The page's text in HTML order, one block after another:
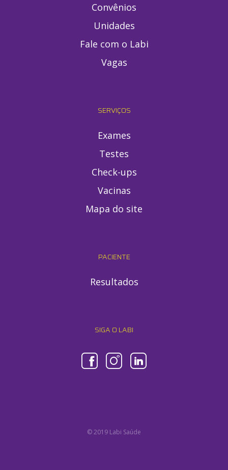
Convênios
Unidades
Fale com o Labi
Vagas
SERVIÇOS
Exames
Testes
Check-ups
Vacinas
Mapa do site
PACIENTE
Resultados
SIGA O LABI
© 2019 Labi Saúde